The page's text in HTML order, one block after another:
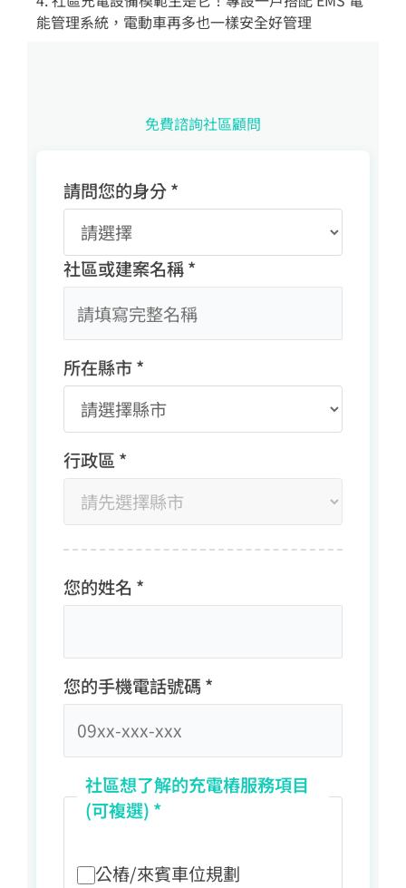
能管理系統，電動車再多也一樣安全好管理
免費諮詢社區顧問
請問您的身分 *
社區或建案名稱 *
所在縣市 *
行政區 *
您的姓名 *
您的手機電話號碼 *
社區想了解的充電樁服務項目
(可複選) *
公樁/來賓車位規劃